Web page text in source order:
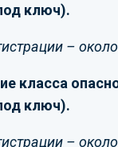
ключ).
–
класса
ключ).
–